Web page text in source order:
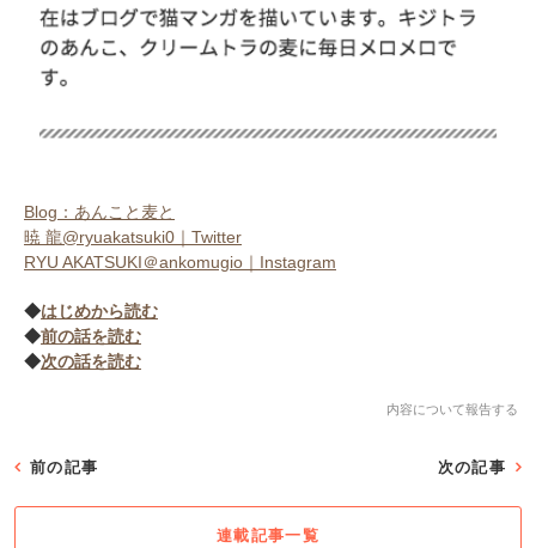
Blog：あんこと麦と
暁 龍@ryuakatsuki0｜Twitter
RYU AKATSUKI＠ankomugio｜Instagram
◆はじめから読む
◆前の話を読む
◆次の話を読む
内容について報告する
前の記事 次の記事
連載記事一覧